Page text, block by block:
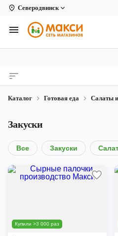
Северодвинск
Вологда
Архангельск
Киров
Коряжма
Котлас
Новодвинск
Череповец
Каталог Готовая еда Салаты
Закуски
Все Закуски
Купили >3 000 раз